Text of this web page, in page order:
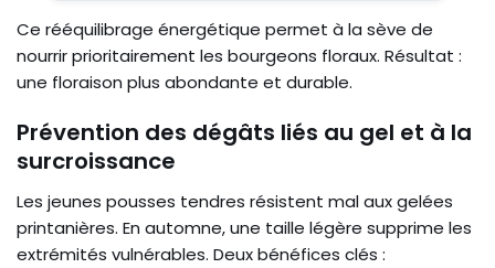
Ce rééquilibrage énergétique permet à la sève de
nourrir prioritairement les bourgeons floraux. Résultat :
une floraison plus abondante et durable.
Prévention des dégâts liés au gel et à la
surcroissance
Les jeunes pousses tendres résistent mal aux gelées
printanières. En automne, une taille légère supprime les
extrémités vulnérables. Deux bénéfices clés :